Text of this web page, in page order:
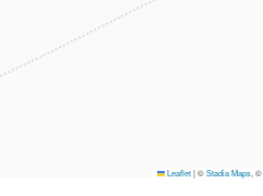
Leaflet|©Stadia Maps , ©